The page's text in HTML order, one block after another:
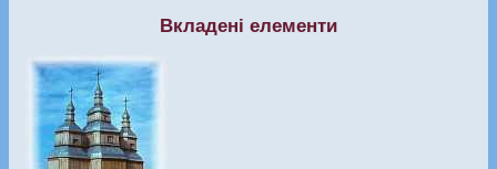
Вкладені елементи